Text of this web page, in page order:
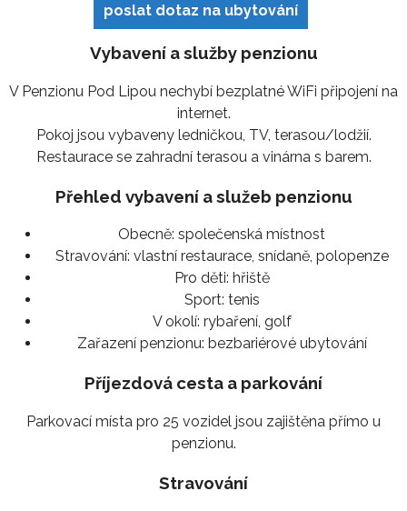
poslat dotaz na ubytování
Vybavení a služby penzionu
V Penzionu Pod Lipou nechybí bezplatné WiFi připojení na
internet.
Pokoj jsou vybaveny ledničkou, TV, terasou/lodžií.
Restaurace se zahradní terasou a vinárna s barem.
Přehled vybavení a služeb penzionu
Obecně: společenská místnost
Stravování: vlastní restaurace, snídaně, polopenze
Pro děti: hřiště
Sport: tenis
V okolí: rybaření, golf
Zařazení penzionu: bezbariérové ubytování
Příjezdová cesta a parkování
Parkovací místa pro 25 vozidel jsou zajištěna přímo u
penzionu.
Stravování